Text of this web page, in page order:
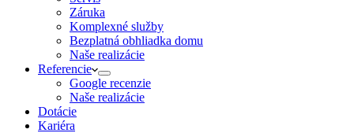
Záruka
Komplexné služby
Bezplatná obhliadka domu
Naše realizácie
Referencie
Google recenzie
Naše realizácie
Dotácie
Kariéra